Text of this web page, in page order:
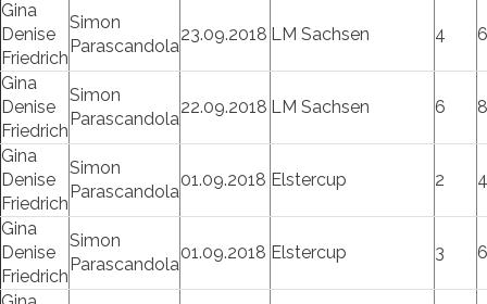
Gina
Denise
Friedrich
Simon
Parascandola
23.09.2018 LM Sachsen 4 6
Gina
Denise
Friedrich
Simon
Parascandola
22.09.2018 LM Sachsen 6 8
Gina
Denise
Friedrich
Simon
Parascandola
01.09.2018 Elstercup 2 4
Gina
Denise
Friedrich
Simon
Parascandola
01.09.2018 Elstercup 3 6